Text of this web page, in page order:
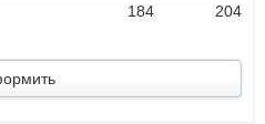
184 204